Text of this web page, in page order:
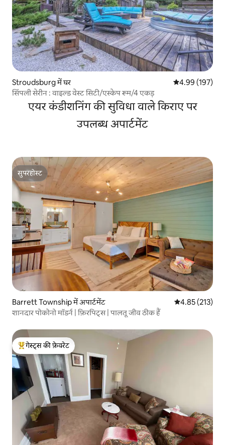
Stroudsburg में घर औसत रेटिंग 5 में से
4.99 (197)
सिंपली सेरीन : वाइल्ड वेस्ट सिटी/एस्केप रूम/4 एकड़
एयर कंडीशनिंग की सुविधा वाले किराए पर
उपलब्ध अपार्टमेंट
सुपरहोस्ट
सुपरहोस्ट
Barrett Township में अपार्टमेंट औसत रेटिंग 5 में से
4.85 (213)
शानदार पोकोनो मॉडर्न | फ़िरपिट्स | पालतू जीव ठीक हैं
गेस्ट्स का टॉप फ़ेवरेट
गेस्ट्स की फ़ेवरेट